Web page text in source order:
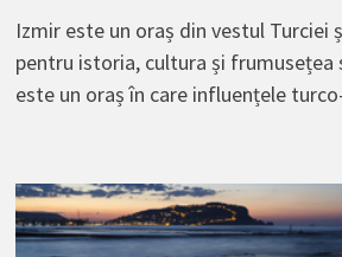
Izmir este un oraș din vestul Turciei
pentru istoria, cultura și frumusețea
este un oraș în care influențele